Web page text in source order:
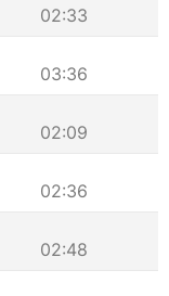
02:33
03:36
02:09
02:36
02:48